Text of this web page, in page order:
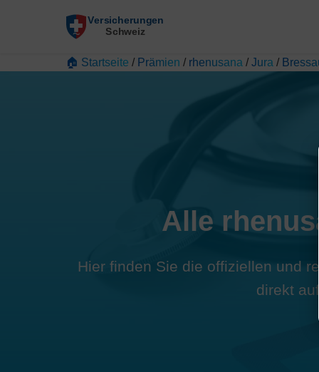
🏠 Startseite / Prämien / rhenusana / Jura /
Alle
Hier finden Sie die offiziellen und
direkt